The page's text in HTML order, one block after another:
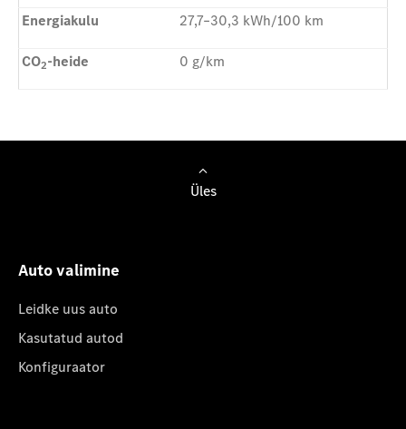
Energiakulu 27,7–30,3 kWh/100 km
CO2-heide 0 g/km
Üles
Auto valimine
Leidke uus auto
Kasutatud autod
Konfiguraator